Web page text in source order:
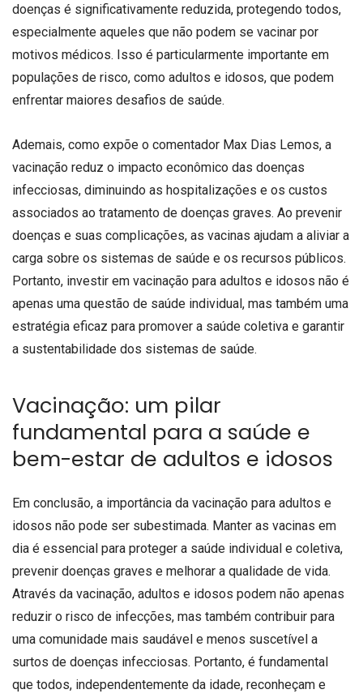
doenças é significativamente reduzida, protegendo todos,
especialmente aqueles que não podem se vacinar por
motivos médicos. Isso é particularmente importante em
populações de risco, como adultos e idosos, que podem
enfrentar maiores desafios de saúde.
Ademais, como expõe o comentador Max Dias Lemos, a
vacinação reduz o impacto econômico das doenças
infecciosas, diminuindo as hospitalizações e os custos
associados ao tratamento de doenças graves. Ao prevenir
doenças e suas complicações, as vacinas ajudam a aliviar a
carga sobre os sistemas de saúde e os recursos públicos.
Portanto, investir em vacinação para adultos e idosos não é
apenas uma questão de saúde individual, mas também uma
estratégia eficaz para promover a saúde coletiva e garantir
a sustentabilidade dos sistemas de saúde.
Vacinação: um pilar
fundamental para a saúde e
bem-estar de adultos e idosos
Em conclusão, a importância da vacinação para adultos e
idosos não pode ser subestimada. Manter as vacinas em
dia é essencial para proteger a saúde individual e coletiva,
prevenir doenças graves e melhorar a qualidade de vida.
Através da vacinação, adultos e idosos podem não apenas
reduzir o risco de infecções, mas também contribuir para
uma comunidade mais saudável e menos suscetível a
surtos de doenças infecciosas. Portanto, é fundamental
que todos, independentemente da idade, reconheçam e